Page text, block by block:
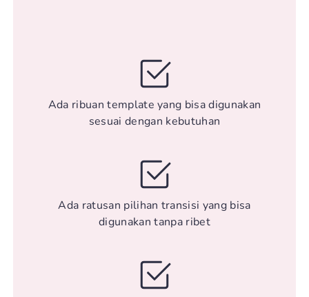
Ada ribuan template yang bisa digunakan
sesuai dengan kebutuhan
Ada ratusan pilihan transisi yang bisa
digunakan tanpa ribet